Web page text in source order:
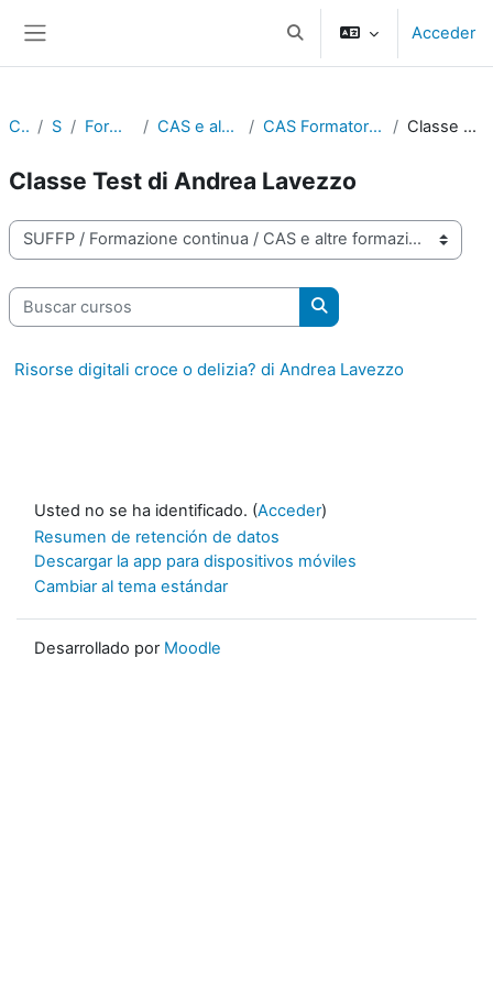
Selector de búsqueda de
Acceder
Cursos SUFFP Formazione continua CAS e altre formazioni certificate CAS Formatore/Formatrice digitale - Classi test Classe Test di Andrea Lavezzo
Classe Test di Andrea Lavezzo
Categorías
Buscar cursos
Buscar cursos
Risorse digitali croce o delizia? di Andrea Lavezzo
Usted no se ha identificado. (Acceder)
Resumen de retención de datos
Descargar la app para dispositivos móviles
Cambiar al tema estándar
Desarrollado por Moodle